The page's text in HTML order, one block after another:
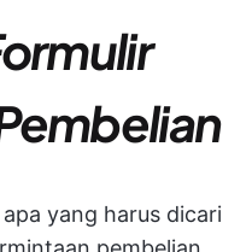
yang harus dicari